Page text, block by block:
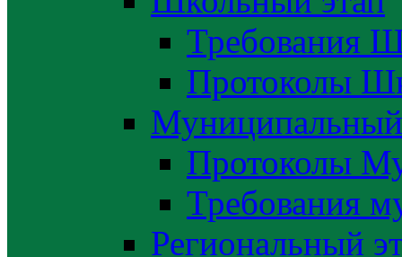
Требования
Протоколы
Муниципальный
Протоколы
Требования
Региональный